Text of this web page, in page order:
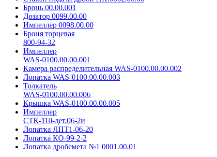
Бронь 00.00.001
Дозатор 0099.00.00
Импеллер 0098.00.00
Броня торцевая
800-94-32
Импеллер
WAS-0100.00.00.001
Камера распределительная WAS-0100.00.00.002
Лопатка WAS-0100.00.00.003
Толкатель
WAS-0100.00.00.006
Крышка WAS-0100.00.00.005
Импеллер
СТК-110-дет.06-2и
Лопатка ЛПТ1-06-20
Лопатка КО-99-2-2
Лопатка дробемета №1 0001.00.01